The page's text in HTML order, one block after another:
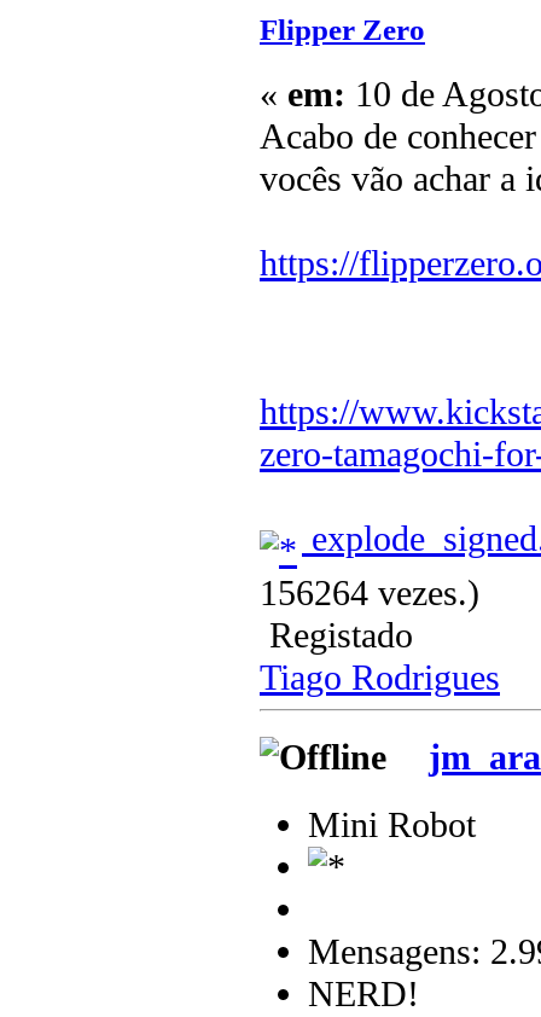
Flipper Zero
« em: 10 de
Acabo de
vocês vão achar a
https://
https://
zero-tamagochi-
156264 vezes.)
Registado
Tiago Rodrigues
Mini Robot
Mensagens:
NERD!